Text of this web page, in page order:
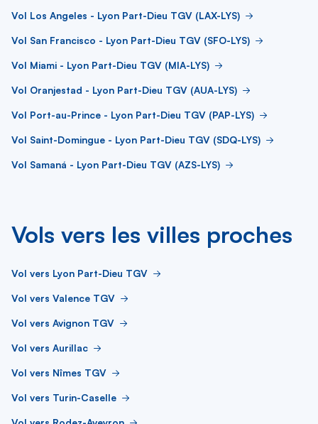
Vol Los Angeles - Lyon Part-Dieu TGV (LAX-LYS)
Vol San Francisco - Lyon Part-Dieu TGV (SFO-LYS)
Vol Miami - Lyon Part-Dieu TGV (MIA-LYS)
Vol Oranjestad - Lyon Part-Dieu TGV (AUA-LYS)
Vol Port-au-Prince - Lyon Part-Dieu TGV (PAP-LYS)
Vol Saint-Domingue - Lyon Part-Dieu TGV (SDQ-LYS)
Vol Samaná - Lyon Part-Dieu TGV (AZS-LYS)
Vols vers les villes proches
Vol vers Lyon Part-Dieu TGV
Vol vers Valence TGV
Vol vers Avignon TGV
Vol vers Aurillac
Vol vers Nîmes TGV
Vol vers Turin-Caselle